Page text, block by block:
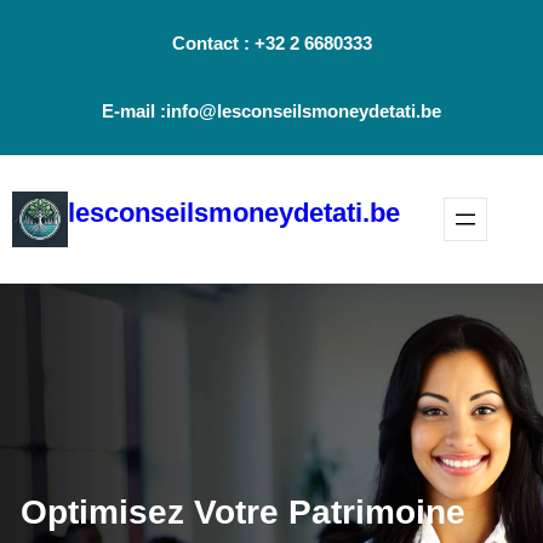
Contact : +32 2 6680333
E-mail :info@lesconseilsmoneydetati.be
lesconseilsmoneydetati.be
Optimisez Votre Patrimoine